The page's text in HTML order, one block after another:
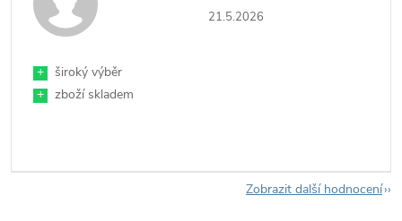
21.5.2026
+
široký výběr
+
zboží skladem
Zobrazit další hodnocení